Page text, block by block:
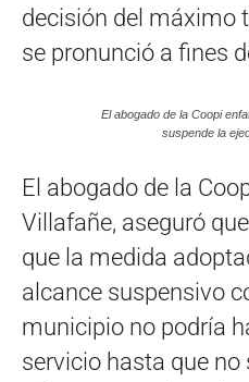
decisión del máximo
se pronunció a fines
El abogado de la Coopi
suspende la
El abogado de la
Villafañe, aseguró
que la medida
alcance suspensivo
municipio no podría
servicio hasta que no